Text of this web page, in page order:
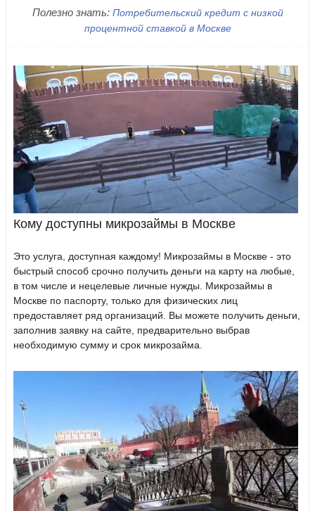
Полезно знать: Потребительский кредит с низкой
процентной ставкой в Москве
Кому доступны микрозаймы в Москве
Это услуга, доступная каждому! Микрозаймы в Москве - это
быстрый способ срочно получить деньги на карту на любые,
в том числе и нецелевые личные нужды. Микрозаймы в
Москве по паспорту, только для физических лиц
предоставляет ряд организаций. Вы можете получить деньги,
заполнив заявку на сайте, предварительно выбрав
необходимую сумму и срок микрозайма.